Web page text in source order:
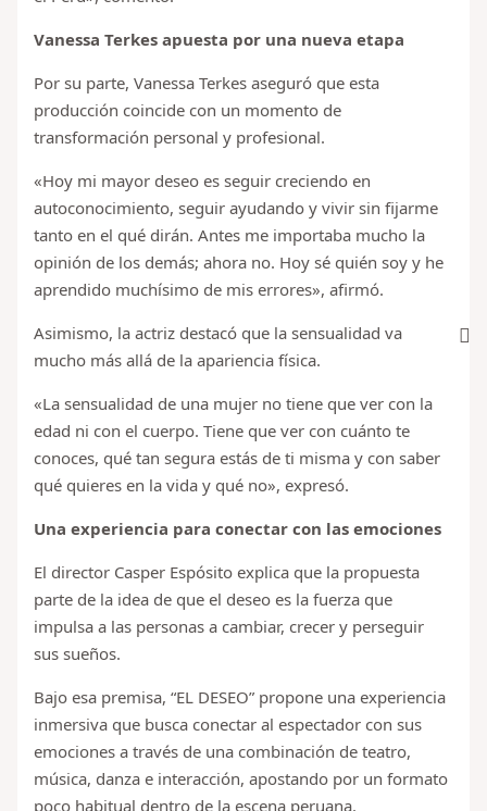
Vanessa Terkes apuesta por una nueva etapa
Por su parte, Vanessa Terkes aseguró que esta
producción coincide con un momento de
transformación personal y profesional.
«Hoy mi mayor deseo es seguir creciendo en
autoconocimiento, seguir ayudando y vivir sin fijarme
tanto en el qué dirán. Antes me importaba mucho la
opinión de los demás; ahora no. Hoy sé quién soy y he
aprendido muchísimo de mis errores», afirmó.
Asimismo, la actriz destacó que la sensualidad va
mucho más allá de la apariencia física.
«La sensualidad de una mujer no tiene que ver con la
edad ni con el cuerpo. Tiene que ver con cuánto te
conoces, qué tan segura estás de ti misma y con saber
qué quieres en la vida y qué no», expresó.
Una experiencia para conectar con las emociones
El director Casper Espósito explica que la propuesta
parte de la idea de que el deseo es la fuerza que
impulsa a las personas a cambiar, crecer y perseguir
sus sueños.
Bajo esa premisa, “EL DESEO” propone una experiencia
inmersiva que busca conectar al espectador con sus
emociones a través de una combinación de teatro,
música, danza e interacción, apostando por un formato
poco habitual dentro de la escena peruana.